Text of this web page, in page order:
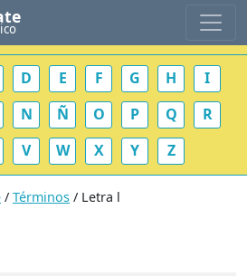
D E F G H
I
N Ñ O P Q
R
V W X Y Z
/ Términos / Letra l